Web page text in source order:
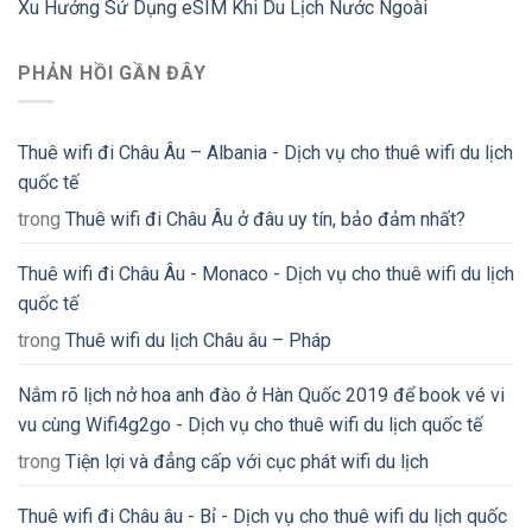
Xu Hướng Sử Dụng eSIM Khi Du Lịch Nước Ngoài
PHẢN HỒI GẦN ĐÂY
Thuê wifi đi Châu Âu – Albania - Dịch vụ cho thuê wifi du lịch
quốc tế
trong Thuê wifi đi Châu Âu ở đâu uy tín, bảo đảm nhất?
Thuê wifi đi Châu Âu - Monaco - Dịch vụ cho thuê wifi du lịch
quốc tế
trong Thuê wifi du lịch Châu âu – Pháp
Nắm rõ lịch nở hoa anh đào ở Hàn Quốc 2019 để book vé vi
vu cùng Wifi4g2go - Dịch vụ cho thuê wifi du lịch quốc tế
trong Tiện lợi và đẳng cấp với cục phát wifi du lịch
Thuê wifi đi Châu âu - Bỉ - Dịch vụ cho thuê wifi du lịch quốc